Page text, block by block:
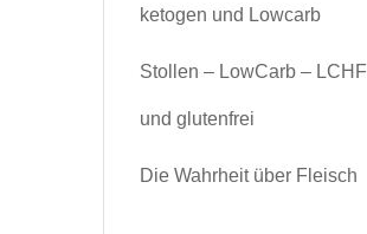
ketogen und Lowcarb
Stollen – LowCarb – LCHF
und glutenfrei
Die Wahrheit über Fleisch